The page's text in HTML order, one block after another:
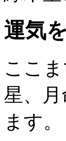
運気
ここ
星、
ます。